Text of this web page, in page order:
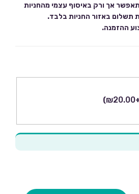
אך ורק באיסוף עצמי מהחניות
תשלום באזור החניות בלבד.
ההזמנה.
₪20.00
)